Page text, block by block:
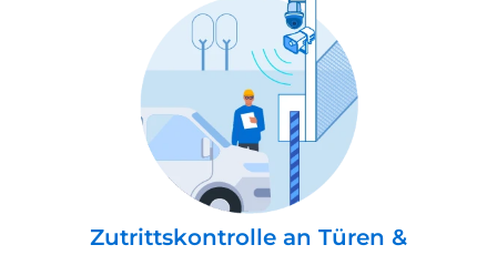
Zutrittskontrolle an Türen &